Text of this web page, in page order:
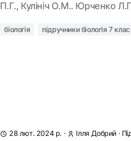
П.Г., Кулініч О.М.. Юрченко
біологія підручники біологія 7 клас
28 лют. 2024 р. · Ілля Добрий·